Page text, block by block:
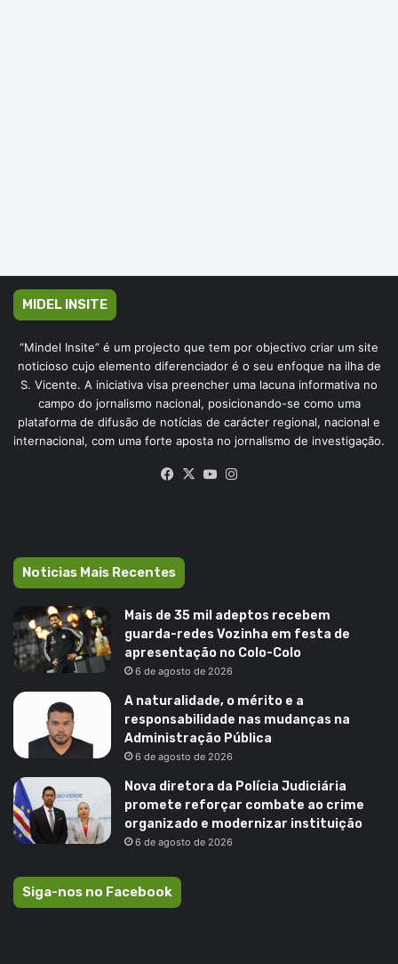
MIDEL INSITE
“Mindel Insite” é um projecto que tem por objectivo criar um site
noticioso cujo elemento diferenciador é o seu enfoque na ilha de
S. Vicente. A iniciativa visa preencher uma lacuna informativa no
campo do jornalismo nacional, posicionando-se como uma
plataforma de difusão de notícias de carácter regional, nacional e
internacional, com uma forte aposta no jornalismo de investigação.
Facebook
X YouTube
Noticias Mais Recentes
Mais de 35 mil adeptos recebem
guarda-redes Vozinha em festa de
apresentação no Colo-Colo
6 de agosto de 2026
A naturalidade, o mérito e a
responsabilidade nas mudanças na
Administração Pública
6 de agosto de 2026
Nova diretora da Polícia Judiciária
promete reforçar combate ao crime
organizado e modernizar instituição
6 de agosto de 2026
Siga-nos no Facebook